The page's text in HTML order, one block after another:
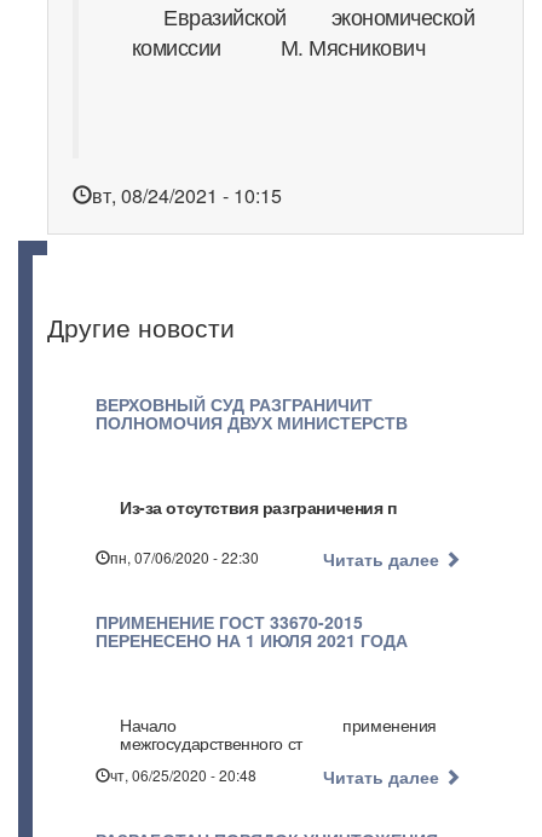
Евразийской экономической
комиссии М. Мясникович
вт, 08/24/2021 - 10:15
Другие новости
ВЕРХОВНЫЙ СУД РАЗГРАНИЧИТ
ПОЛНОМОЧИЯ ДВУХ МИНИСТЕРСТВ
Из-за отсутствия разграничения п
пн, 07/06/2020 - 22:30 Читать далее
ПРИМЕНЕНИЕ ГОСТ 33670-2015
ПЕРЕНЕСЕНО НА 1 ИЮЛЯ 2021 ГОДА
Начало применения
межгосударственного ст
чт, 06/25/2020 - 20:48 Читать далее